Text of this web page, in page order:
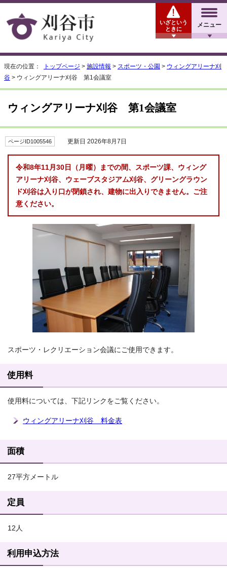
メニュー
いざという
ときに
現在の位置： トップページ > 施設情報 > スポーツ・公園 > ウィングアリーナ刈
谷 > ウィングアリーナ刈谷 第1会議室
ウィングアリーナ刈谷 第1会議室
ページID1005546 更新日 2026年8月7日
令和8年11月30日（月曜）までの間、スポーツ課、ウィング
アリーナ刈谷、ウェーブスタジアム刈谷、グリーングラウン
ド刈谷は入り口が閉鎖され、建物に出入りできません。ご注
意ください。
スポーツ・レクリエーション会議にご使用できます。
使用料
使用料については、下記リンクをご覧ください。
ウィングアリーナ刈谷 料金表
面積
27平方メートル
定員
12人
利用申込方法